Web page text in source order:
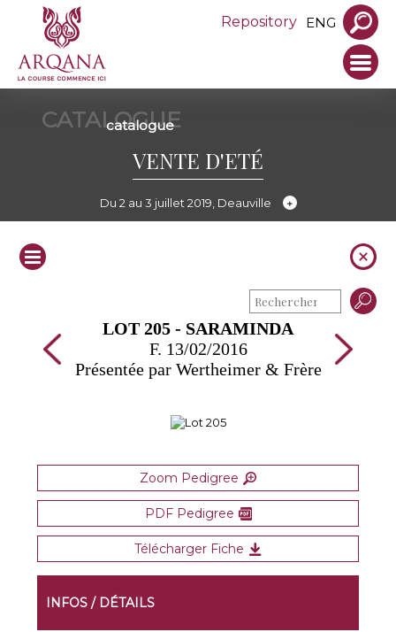
Repository ENG
CATALOGUE
catalogue
VENTE D'ETÉ
Du 2 au 3 juillet 2019, Deauville
LOT 205 - SARAMINDA
F. 13/02/2016
Présentée par Wertheimer & Frère
Zoom Pedigree
PDF Pedigree
Télécharger Fiche
INFOS / DÉTAILS